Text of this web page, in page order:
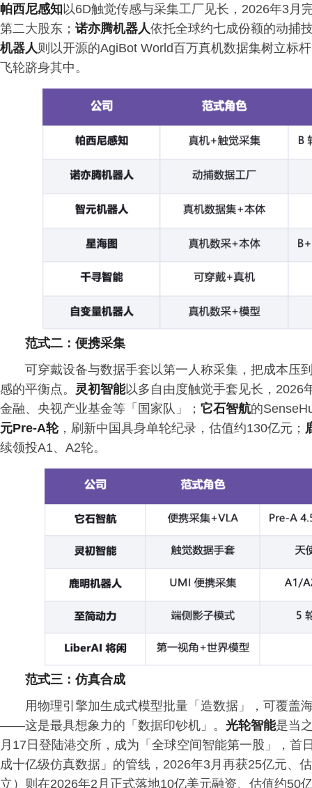
帕西尼感知 以6D触觉传感与采集工厂见长，2026年3月
第二大股东； 诺亦腾机器人依托全球约七成份额的动捕
机器人则以开源的AgiBot World百万真机数据集树立标
飞轮跻身其中。
范式二：便携采集
可穿戴设备与数据手套以第一人称采集，把成本压
感的平衡点。 灵初智能以多自由度触觉手套见长，2026
金融、央视产业基金等「国家队」； 它石智航的
元Pre-A轮，刷新中国具身单轮纪录，估值约130亿元；
续领投A1、A2轮。
范式三：仿真合成
用物理引擎加生成式模型批量「造数据」，可覆盖
——这是最具想象力的「数据印钞机」。 光轮智能是当
月17日登陆港交所，成为「全球空间智能第一股」，首
成十亿级仿真数据」的管线，2026年3月再获25亿元、
立）则在2026年2月正式落地10亿美元融资、估值约50